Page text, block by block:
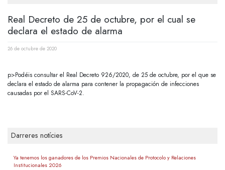
Real Decreto de 25 de octubre, por el cual se
declara el estado de alarma
26 de octubre de 2020
p>Podéis consultar el Real Decreto 926/2020, de 25 de octubre, por el que se
declara el estado de alarma para contener la propagación de infecciones
causadas por el SARS-CoV-2.
Darreres notícies
Ya tenemos los ganadores de los Premios Nacionales de Protocolo y Relaciones
Institucionales 2026